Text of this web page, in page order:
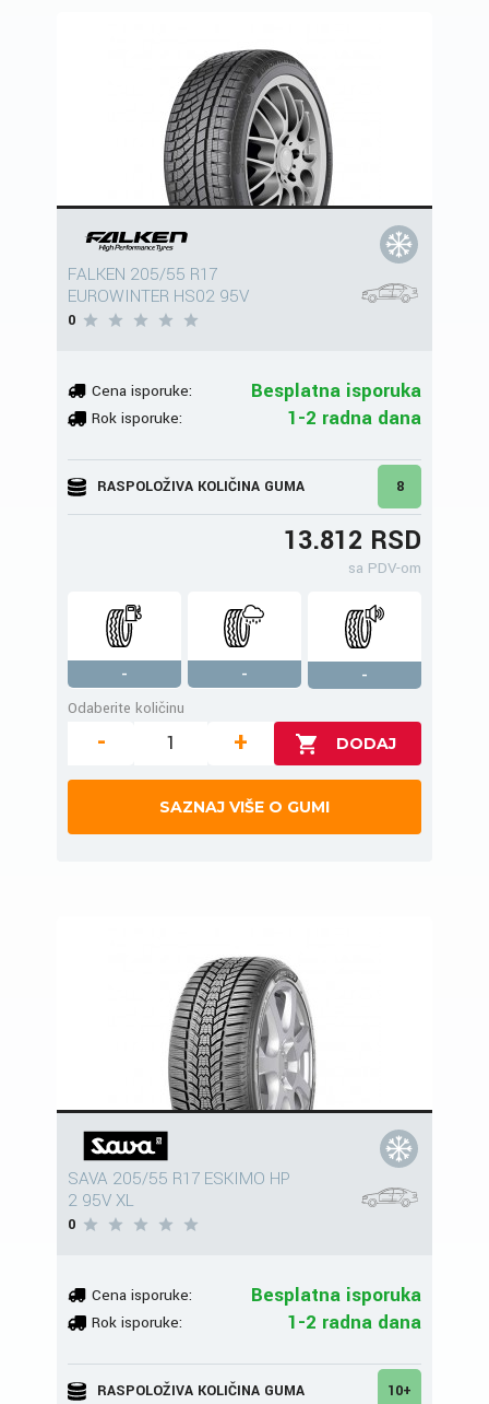
FALKEN 205/55 R17
EUROWINTER HS02 95V
0
Cena isporuke: Besplatna isporuka
Rok isporuke: 1-2 radna dana
RASPOLOŽIVA KOLIČINA GUMA 8
13.812 RSD
sa PDV-om
- -
-
Odaberite količinu
- +
SAZNAJ VIŠE O GUMI
SAVA 205/55 R17 ESKIMO HP
2 95V XL
0
Cena isporuke: Besplatna isporuka
Rok isporuke: 1-2 radna dana
RASPOLOŽIVA KOLIČINA GUMA 10+